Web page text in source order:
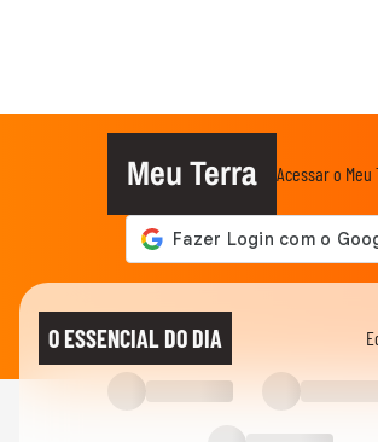
Meu Terra Acessar o
O ESSENCIAL DO DIA